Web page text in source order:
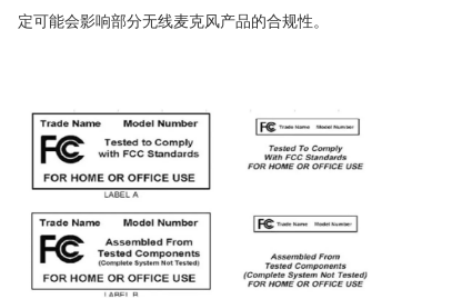
定可能会影响部分无线麦克风产品的合规性。